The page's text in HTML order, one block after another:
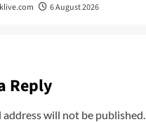
6 August 2026
Reply
address will not be published.